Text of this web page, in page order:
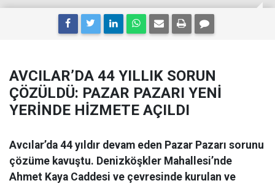
AVCILAR’DA 44 YILLIK SORUN
ÇÖZÜLDÜ: PAZAR PAZARI YENİ
YERİNDE HİZMETE AÇILDI
Avcılar’da 44 yıldır devam eden Pazar Pazarı sorunu
çözüme kavuştu. Denizköşkler Mahallesi’nde
Ahmet Kaya Caddesi ve çevresinde kurulan ve